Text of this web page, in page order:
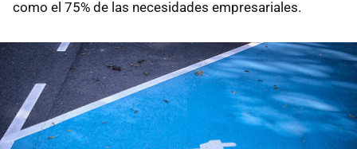
como el 75% de las necesidades empresariales.